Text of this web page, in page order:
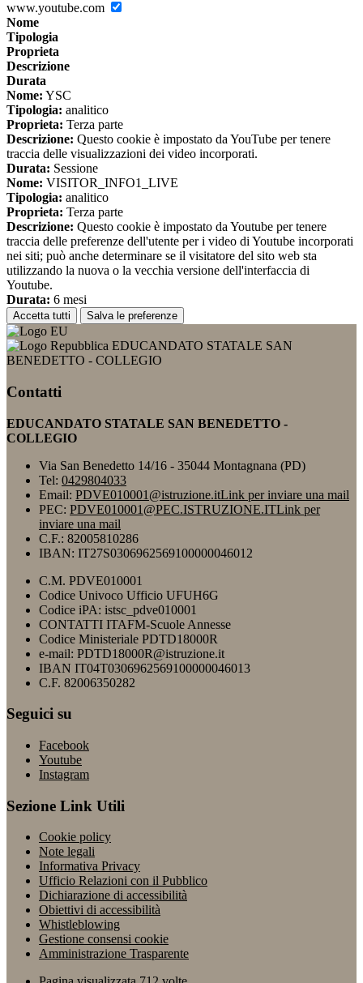
www.youtube.com
Nome
Tipologia
Proprieta
Descrizione
Durata
Nome: YSC
Tipologia: analitico
Proprieta: Terza parte
Descrizione: Questo cookie è impostato da YouTube per tenere
traccia delle visualizzazioni dei video incorporati.
Durata: Sessione
Nome: VISITOR_INFO1_LIVE
Tipologia: analitico
Proprieta: Terza parte
Descrizione: Questo cookie è impostato da Youtube per tenere
traccia delle preferenze dell'utente per i video di Youtube incorporati
nei siti; può anche determinare se il visitatore del sito web sta
utilizzando la nuova o la vecchia versione dell'interfaccia di
Youtube.
Durata: 6 mesi
Accetta tutti Salva le preferenze
EDUCANDATO STATALE SAN
BENEDETTO - COLLEGIO
Contatti
EDUCANDATO STATALE SAN BENEDETTO -
COLLEGIO
Via San Benedetto 14/16 - 35044 Montagnana (PD)
Tel: 0429804033
Email: PDVE010001@istruzione.itLink per inviare una mail
PEC: PDVE010001@PEC.ISTRUZIONE.ITLink per
inviare una mail
C.F.: 82005810286
IBAN: IT27S0306962569100000046012
C.M. PDVE010001
Codice Univoco Ufficio UFUH6G
Codice iPA: istsc_pdve010001
CONTATTI ITAFM-Scuole Annesse
Codice Ministeriale PDTD18000R
e-mail: PDTD18000R@istruzione.it
IBAN IT04T0306962569100000046013
C.F. 82006350282
Seguici su
Facebook
Youtube
Instagram
Sezione Link Utili
Cookie policy
Note legali
Informativa Privacy
Ufficio Relazioni con il Pubblico
Dichiarazione di accessibilità
Obiettivi di accessibilità
Whistleblowing
Gestione consensi cookie
Amministrazione Trasparente